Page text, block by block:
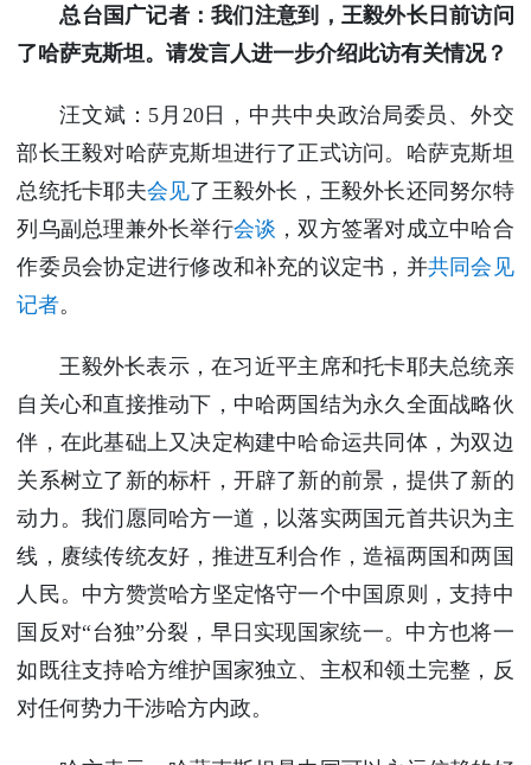
总台国广记者：我们注意到，王毅外长日前访问
了哈萨克斯坦。请发言人进一步介绍此访有关情况？
汪文斌：5月20日，中共中央政治局委员、外交
部长王毅对哈萨克斯坦进行了正式访问。哈萨克斯坦
总统托卡耶夫会见了王毅外长，王毅外长还同努尔特
列乌副总理兼外长举行会谈 ，双方签署对成立中哈合
作委员会协定进行修改和补充的议定书，并共同会见
记者。
王毅外长表示，在习近平主席和托卡耶夫总统亲
自关心和直接推动下，中哈两国结为永久全面战略伙
伴，在此基础上又决定构建中哈命运共同体，为双边
关系树立了新的标杆，开辟了新的前景，提供了新的
动力。我们愿同哈方一道，以落实两国元首共识为主
线，赓续传统友好，推进互利合作，造福两国和两国
人民。中方赞赏哈方坚定恪守一个中国原则，支持中
国反对“台独”分裂，早日实现国家统一。中方也将一
如既往支持哈方维护国家独立、主权和领土完整，反
对任何势力干涉哈方内政。